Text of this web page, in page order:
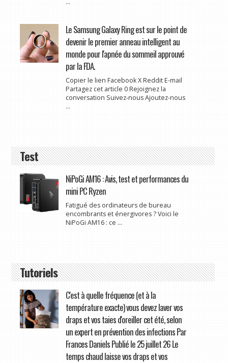
Le Samsung Galaxy Ring est sur le point de
devenir le premier anneau intelligent au
monde pour l'apnée du sommeil approuvé
par la FDA.
Copier le lien Facebook X Reddit E-mail
Partagez cet article 0 Rejoignez la
conversation Suivez-nous Ajoutez-nous
...
Test
NiPoGi AM16 : Avis, test et performances du
mini PC Ryzen
Fatigué des ordinateurs de bureau
encombrants et énergivores ? Voici le
NiPoGi AM16 : ce ...
Tutoriels
C'est à quelle fréquence (et à la
température exacte) vous devez laver vos
draps et vos taies d'oreiller cet été, selon
un expert en prévention des infections Par
Frances Daniels Publié le 25 juillet 26 Le
temps chaud laisse vos draps et vos